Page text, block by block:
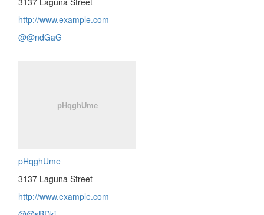
http://www.example.com
@@ndGaG
pHqghUme
3137 Laguna Street
http://www.example.com